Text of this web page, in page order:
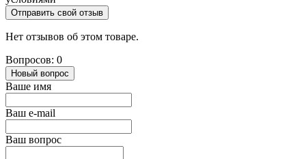
Отправить свой отзыв
Нет отзывов об этом товаре.
Вопросов: 0
Новый вопрос
Ваше имя
Ваш e-mail
Ваш вопрос